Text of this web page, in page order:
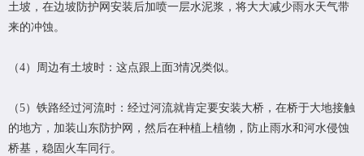
土坡，在边坡防护网安装后加喷一层水泥浆，将大大减少雨水天气带
来的冲蚀。
（4）周边有土坡时：这点跟上面3情况类似。
（5）铁路经过河流时：经过河流就肯定要安装大桥，在桥于大地接触
的地方，加装山东防护网，然后在种植上植物，防止雨水和河水侵蚀
桥基，稳固火车同行。